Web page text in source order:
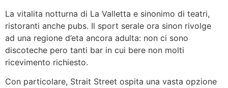
La vitalita notturna di La Valletta e sinonimo di teatri,
ristoranti anche pubs. Il sport serale ora sinon rivolge
ad una regione d’eta ancora adulta: non ci sono
discoteche pero tanti bar in cui bere non molti
ricevimento richiesto.
Con particolare, Strait Street ospita una vasta opzione